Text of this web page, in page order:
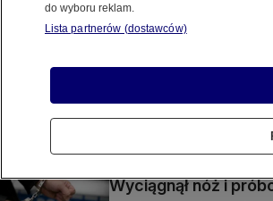
SZCZECIN
Były zarzuty i
ale składowisko
"To miejsce zagraża
Wyciągnął nóż i
do wyboru reklam.
Lista partnerów (dostawców)